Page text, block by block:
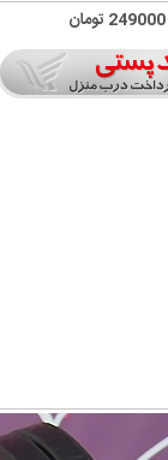
249000 تومان